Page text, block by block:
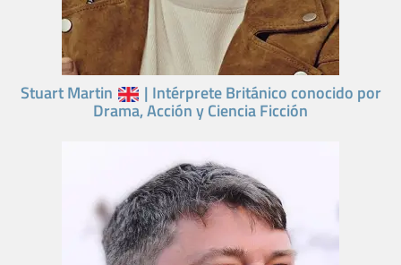
Stuart Martin | Intérprete Británico conocido por
Drama, Acción y Ciencia Ficción